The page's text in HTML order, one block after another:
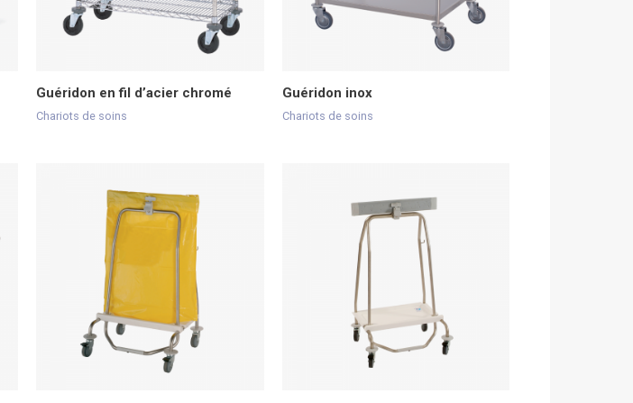
Guéridon en fil d’acier chromé
Chariots de soins
Guéridon inox
Chariots de soins